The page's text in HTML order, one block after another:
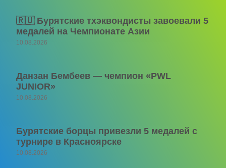
🇷🇺 Бурятские тхэквондисты завоевали 5
медалей на Чемпионате Азии
10.08.2026
Данзан Бембеев — чемпион «PWL
JUNIOR»
10.08.2026
Бурятские борцы привезли 5 медалей с
турнире в Красноярске
10.08.2026